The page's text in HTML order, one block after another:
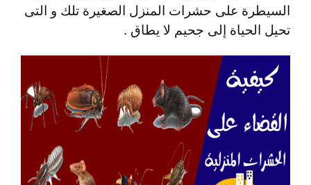
السيطرة على حشرات المنزل الصغيرة تلك و التى
تحيل الحياة إلى جحيم لا يطاق .